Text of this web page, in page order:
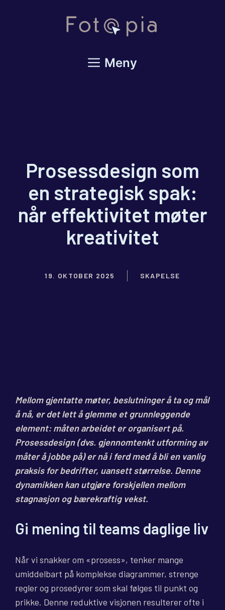
Meny
Prosessdesign som
en strategisk spak:
når effektivitet møter
kreativitet
19. OKTOBER 2025 SKAPELSE
Mellom gjentatte møter, beslutninger å ta og mål
å nå, er det lett å glemme et grunnleggende
element: måten arbeidet er organisert på.
Prosessdesign (dvs. gjennomtenkt utforming av
måter å jobbe på) er nå i ferd med å bli en vanlig
praksis for bedrifter, uansett størrelse. Denne
dynamikken kan utgjøre forskjellen mellom
stagnasjon og bærekraftig vekst.
Gi mening til teams daglige liv
Når vi snakker om «prosess», tenker mange
umiddelbart på komplekse diagrammer, strenge
regler og prosedyrer som skal følges til punkt og
prikke. Denne reduktive visjonen resulterer ofte i